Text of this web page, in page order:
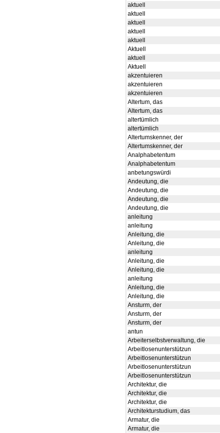
aktuell
aktuell
aktuell
aktuell
aktuell
Aktuell
aktuell
Aktuell
akzentuieren
akzentuieren
akzentuieren
Altertum, das
Altertum, das
altertümlich
altertümlich
Altertumskenner, der
Altertumskenner, der
Analphabetentum
Analphabetentum
anbetungswürdi
Andeutung, die
Andeutung, die
Andeutung, die
Andeutung, die
anleitung
anleitung
Anleitung, die
Anleitung, die
anleitung
Anleitung, die
Anleitung, die
anleitung
Anleitung, die
Anleitung, die
Ansturm, der
Ansturm, der
Ansturm, der
antun
Arbeiterselbstverwaltung, die
Arbeitlosenunterstützun
Arbeitlosenunterstützun
Arbeitlosenunterstützun
Arbeitlosenunterstützun
Architektur, die
Architektur, die
Architektur, die
Architekturstudium, das
Armatur, die
Armatur, die